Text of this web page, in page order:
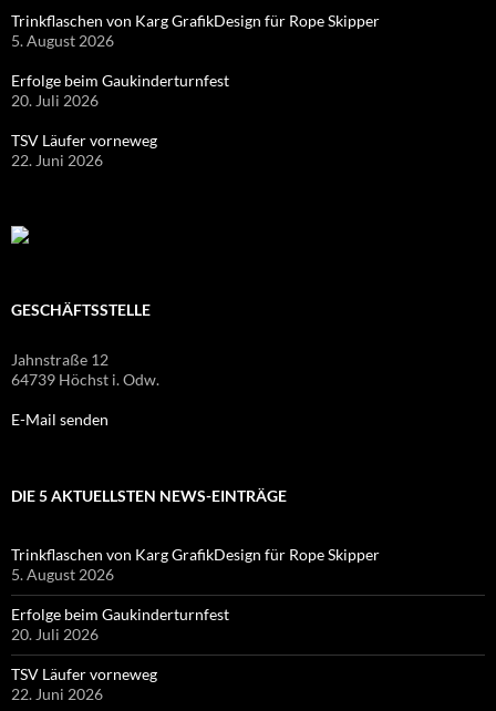
Trinkflaschen von Karg GrafikDesign für Rope Skipper
5. August 2026
Erfolge beim Gaukinderturnfest
20. Juli 2026
TSV Läufer vorneweg
22. Juni 2026
GESCHÄFTSSTELLE
Jahnstraße 12
64739 Höchst i. Odw.
E-Mail senden
DIE 5 AKTUELLSTEN NEWS-EINTRÄGE
Trinkflaschen von Karg GrafikDesign für Rope Skipper
5. August 2026
Erfolge beim Gaukinderturnfest
20. Juli 2026
TSV Läufer vorneweg
22. Juni 2026